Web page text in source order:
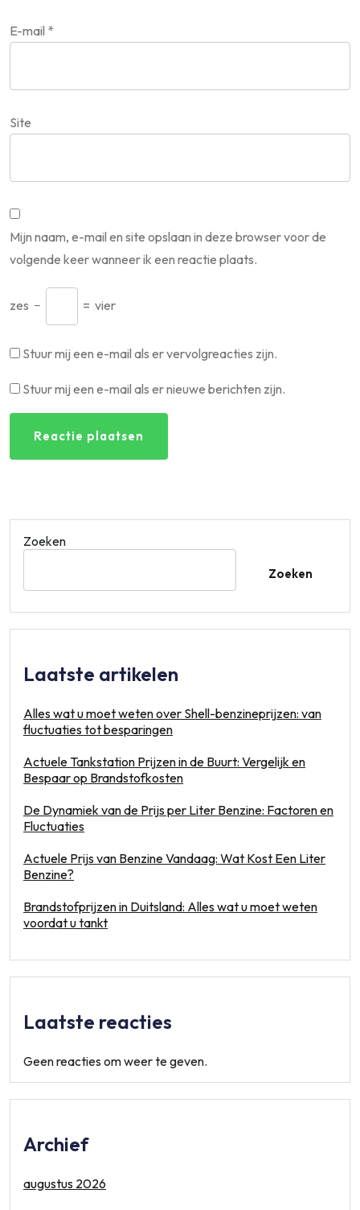
E-mail *
Site
Mijn naam, e-mail en site opslaan in deze browser voor de
volgende keer wanneer ik een reactie plaats.
zes − = vier
Stuur mij een e-mail als er vervolgreacties zijn.
Stuur mij een e-mail als er nieuwe berichten zijn.
Zoeken
Zoeken
Laatste artikelen
Alles wat u moet weten over Shell-benzineprijzen: van
fluctuaties tot besparingen
Actuele Tankstation Prijzen in de Buurt: Vergelijk en
Bespaar op Brandstofkosten
De Dynamiek van de Prijs per Liter Benzine: Factoren en
Fluctuaties
Actuele Prijs van Benzine Vandaag: Wat Kost Een Liter
Benzine?
Brandstofprijzen in Duitsland: Alles wat u moet weten
voordat u tankt
Laatste reacties
Geen reacties om weer te geven.
Archief
augustus 2026